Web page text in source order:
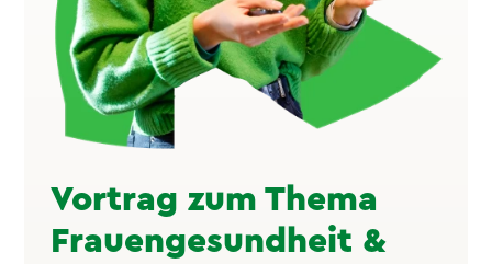
Vortrag zum Thema
Frauengesundheit &